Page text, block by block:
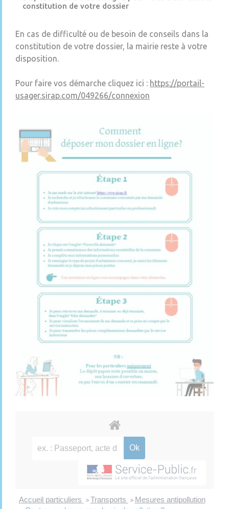
constitution de votre dossier
En cas de difficulté ou de besoin de conseils dans la
constitution de votre dossier, la mairie reste à votre
disposition.
Pour faire vos démarche cliquez ici : https://portail-
usager.sirap.com/049266/connexion
Accueil particuliers > Transports > Mesures antipollution